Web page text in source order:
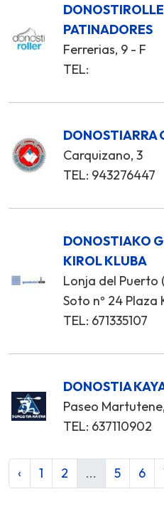
PATINADORES
Ferrerias, 9 - F
TEL:
DONOSTIARRA
Carquizano, 3
TEL: 943276447
DONOSTIAKO
KIROL KLUBA
Lonja del Puerto
Soto nº 24
TEL: 671335107
DONOSTIA
Paseo
TEL: 637110902
‹ 1 2 ... 5 6